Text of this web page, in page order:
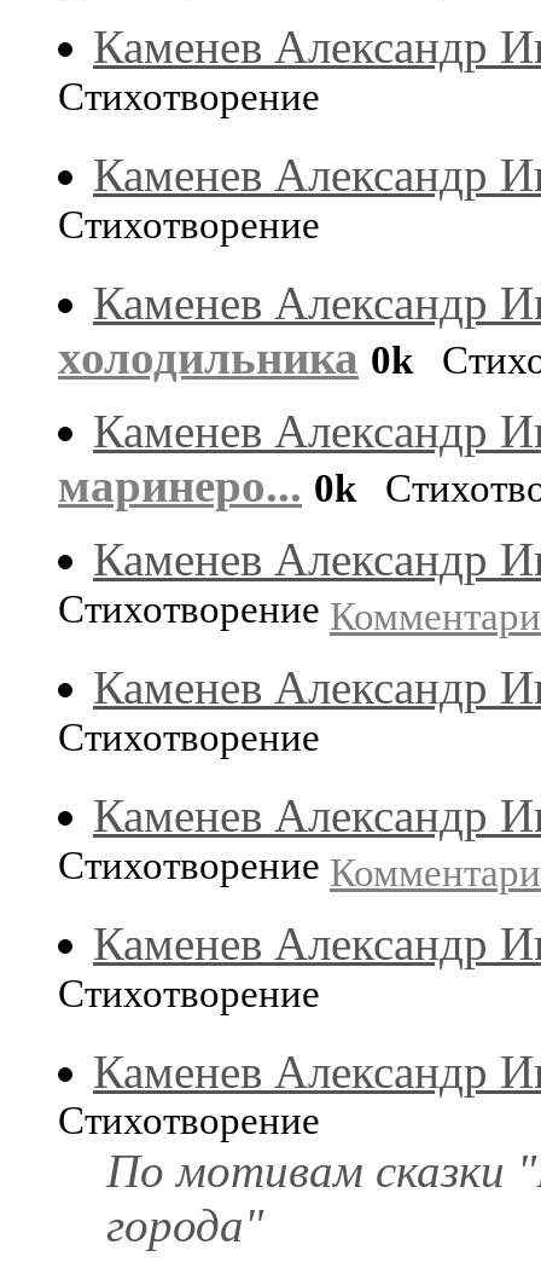
Каменев Александр
Стихотворение
Каменев Александр
Стихотворение
Каменев Александр
холодильника 0k
Каменев Александр
маринеро... 0k
Каменев Александр
Стихотворение
Каменев Александр
Стихотворение
Каменев Александр
Стихотворение
Каменев Александр
Стихотворение
Каменев Александр
Стихотворение
По мотивам сказки
города"